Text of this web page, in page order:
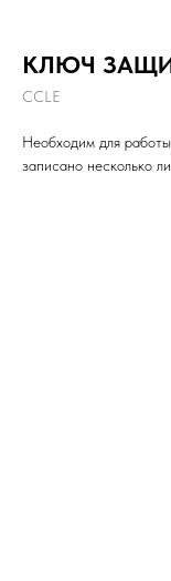
КЛЮЧ
CCLE
Необходим для
записано несколько